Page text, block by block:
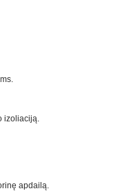
izoliaciją.
apdailą.